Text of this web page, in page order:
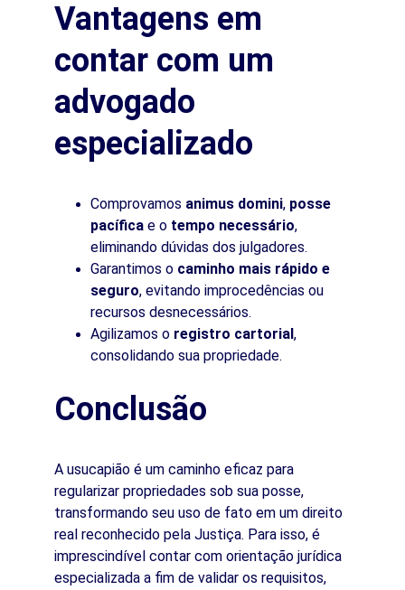
Vantagens em
contar com um
advogado
especializado
Comprovamos animus domini, posse
pacífica e o tempo necessário,
eliminando dúvidas dos julgadores.
Garantimos o caminho mais rápido e
seguro, evitando improcedências ou
recursos desnecessários.
Agilizamos o registro cartorial,
consolidando sua propriedade.
Conclusão
A usucapião é um caminho eficaz para
regularizar propriedades sob sua posse,
transformando seu uso de fato em um direito
real reconhecido pela Justiça. Para isso, é
imprescindível contar com orientação jurídica
especializada a fim de validar os requisitos,